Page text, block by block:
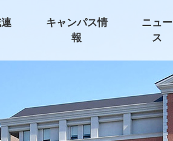
キャンパス情
報
ニュー
ス